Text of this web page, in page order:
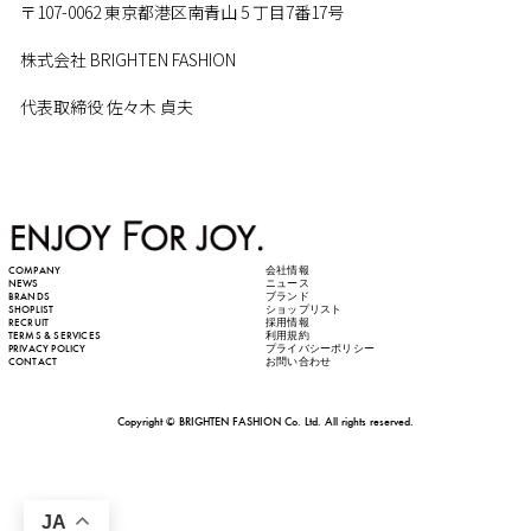
〒107-0062 東京都港区南青山 5 丁目7番17号
株式会社 BRIGHTEN FASHION
代表取締役 佐々木 貞夫
COMPANY
会社情報
NEWS
ニュース
BRANDS
ブランド
SHOPLIST
ショップリスト
RECRUIT
採用情報
TERMS & SERVICES
利用規約
PRIVACY POLICY
プライバシーポリシー
CONTACT
お問い合わせ
Copyright © BRIGHTEN FASHION Co. Ltd. All rights reserved.
JA